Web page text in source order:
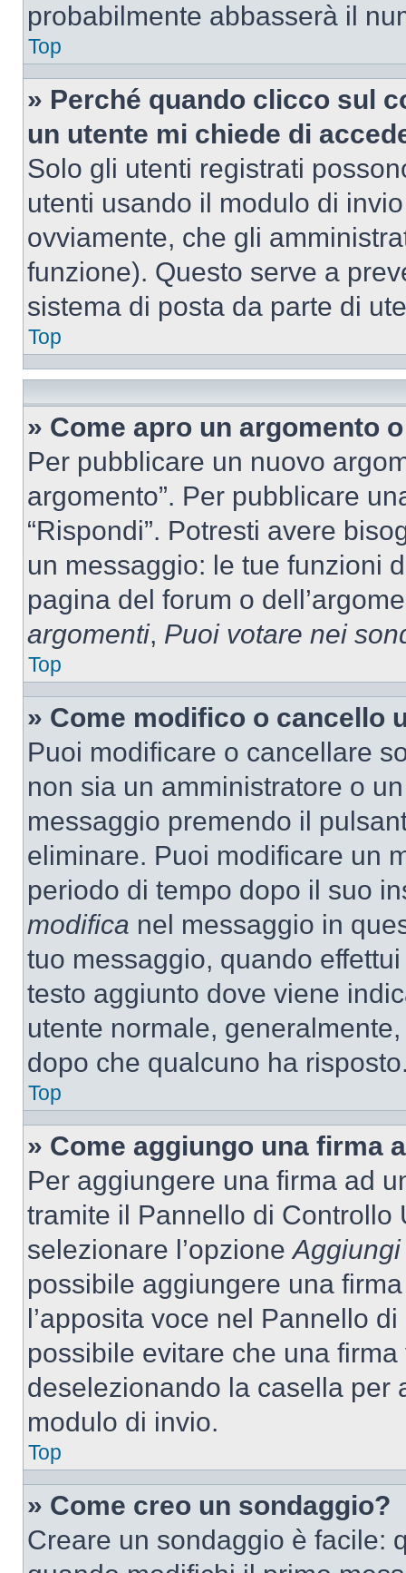
probabilmente abbasserà il
Top
» Perché quando clicco sul
un utente mi chiede di
Solo gli utenti registrati
utenti usando il modulo di
ovviamente, che gli
funzione). Questo serve a
sistema di posta da parte di
Top
» Come apro un argomento
Per pubblicare un nuovo
argomento”. Per pubblicare
“Rispondi”. Potresti avere
un messaggio: le tue funzioni
pagina del forum o
argomenti, Puoi votare nei
Top
» Come modifico o cancello
Puoi modificare o cancellare
non sia un amministratore o
messaggio premendo il
eliminare. Puoi modificare un
periodo di tempo dopo il suo
modifica nel messaggio in
tuo messaggio, quando
testo aggiunto dove viene
utente normale,
dopo che qualcuno ha
Top
» Come aggiungo una firma
Per aggiungere una firma ad
tramite il Pannello di Controllo
selezionare l’opzione
possibile aggiungere una
l’apposita voce nel Pannello
possibile evitare che una
deselezionando la casella per
modulo di invio.
Top
» Come creo un sondaggio?
Creare un sondaggio è facile: